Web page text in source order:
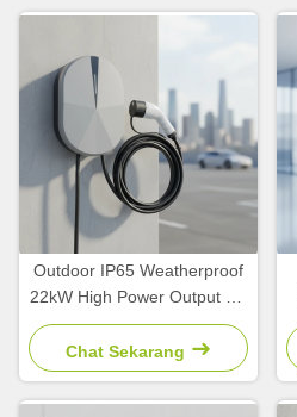
Outdoor IP65 Weatherproof
22kW High Power Output EV
Charging Station dengan
desain anti pencurian untuk
tempat kerja publik &
apartemen
Chat Sekarang